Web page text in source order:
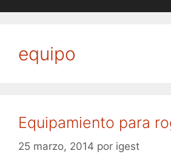
equipo
Equipamiento para
25 marzo, 2014 por igest